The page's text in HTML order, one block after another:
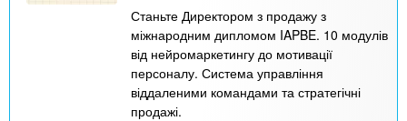
Станьте Директором з продажу з
міжнародним дипломом IAPBE. 10 модулів
від нейромаркетингу до мотивації
персоналу. Система управління
віддаленими командами та стратегічні
продажі.